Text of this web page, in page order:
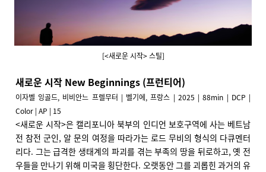
[<새로운 시작> 스틸]
새로운 시작 New Beginnings (프런티어)
이자벨 잉골드, 비비안느 프렐무터 | 벨기에, 프랑스 | 2025 | 88min | DCP |
Color | AP | 15
<새로운 시작>은 캘리포니아 북부의 인디언 보호구역에 사는 베트남
전 참전 군인, 알 문의 여정을 따라가는 로드 무비의 형식의 다큐멘터
리다. 그는 급격한 생태계의 파괴를 겪는 부족의 땅을 뒤로하고, 옛 전
우들을 만나기 위해 미국을 횡단한다. 오랫동안 그를 괴롭힌 과거의 유